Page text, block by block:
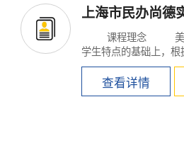
上海市民办尚德
课程理念 美加课程是在充分考虑中国
学生特点的基础上，根
查看详情